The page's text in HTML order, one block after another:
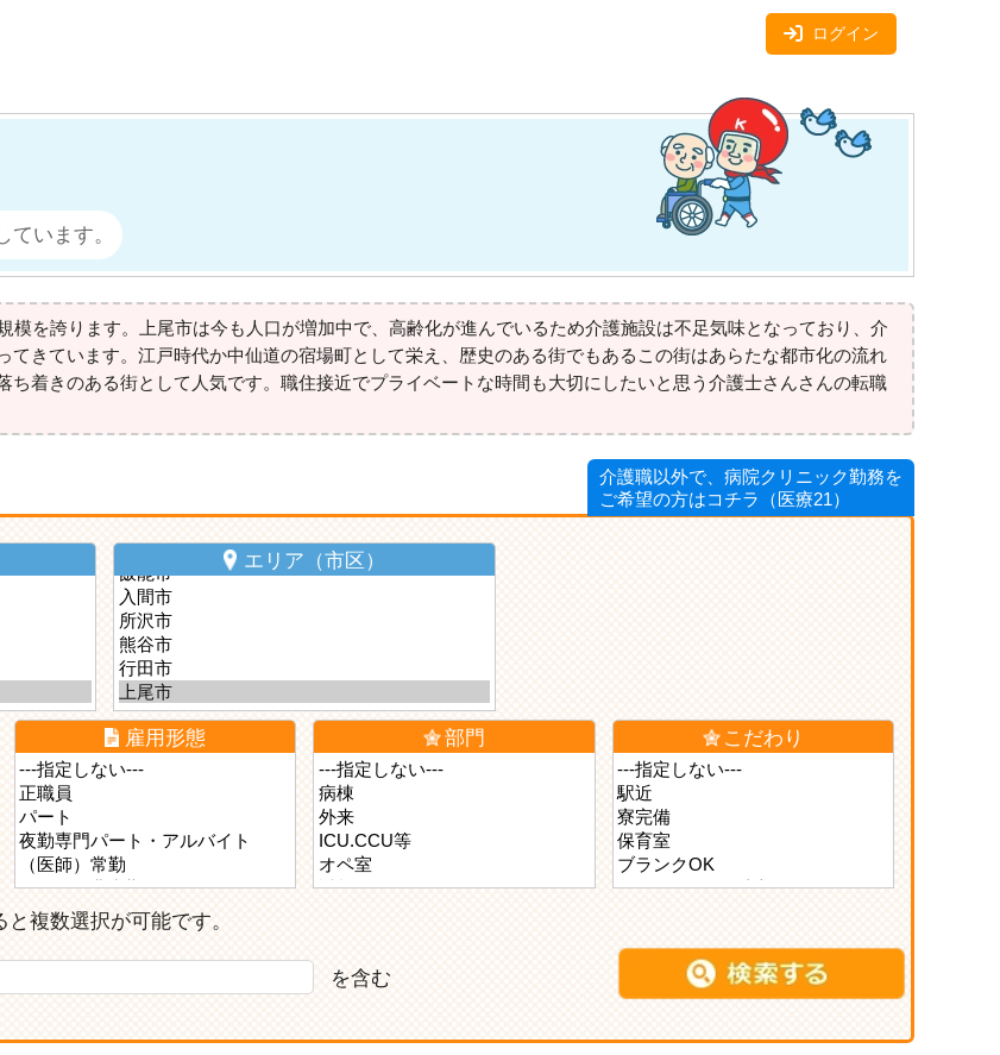
ログイン
ています。
模を誇ります。上尾市は今も人口が増加中で、高齢化が進んでいるため介護施設は不足気味となっており、介
きています。江戸時代か中仙道の宿場町として栄え、歴史のある街でもあるこの街はあらたな都市化の流れ
ち着きのある街として人気です。職住接近でプライベートな時間も大切にしたいと思う介護士さんさんの転職
介護職以外で、病院クリニック勤務を
ご希望の方はコチラ（医療21）
エリア（市区）
雇用形態 部門 こだわり
複数選択が可能です。
を含む